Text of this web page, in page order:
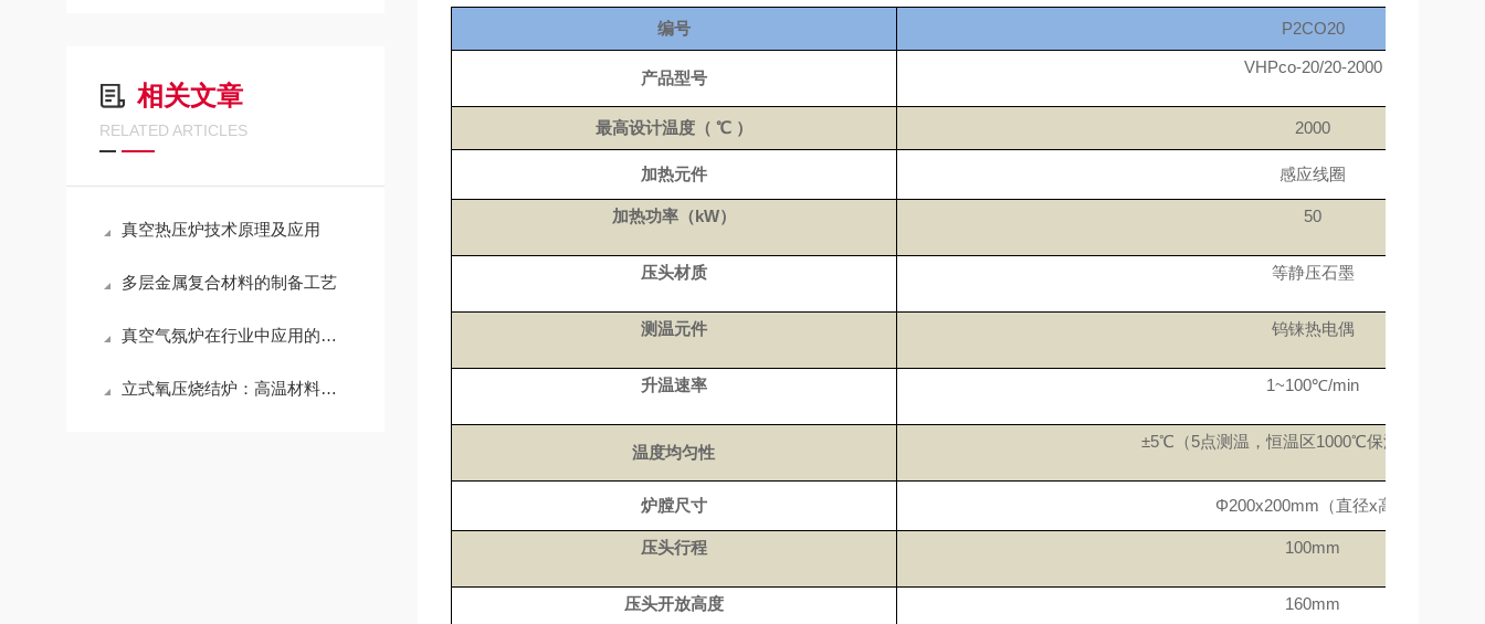
相关文章
RELATED ARTICLES
真空热压炉技术原理及应用
多层金属复合材料的制备工艺
真空气氛炉在行业中应用的如鱼得水
立式氧压烧结炉：高温材料处理的重要设备
编号 P2CO20
产品型号
VHPco-20/20-2000
最高设计温度（ ℃ ） 2000
加热元件 感应线圈
加热功率（kW） 50
压头材质 等静压石墨
测温元件 钨铼热电偶
升温速率 1~100℃/min
温度均匀性
±5℃（5点测温，恒温区1000℃保温1h后检测）
炉膛尺寸 Φ200x200mm （直径x高）
压头行程 100mm
压头开放高度 160mm